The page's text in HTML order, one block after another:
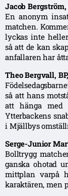
Jacob Bergström,
En anonym
matchen.
lyckas inte
så att de kan
anfallaren har
Theo Bergvall,
så att hans
att hänga
Ytterbackens
i Mjällbys
Serge-Junior
Bolltrygg
ganska ohotad
mittplan varpå
karaktären, men